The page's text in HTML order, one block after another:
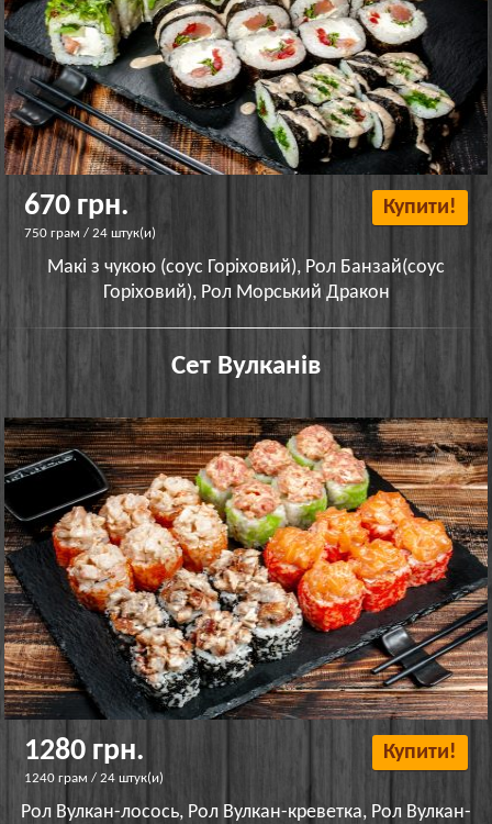
670 грн.
750 грам / 24 штук(и)
Купити!
Макі з чукою (соус Горіховий), Рол Банзай(соус
Горіховий), Рол Морський Дракон
Сет Вулканів
1280 грн.
1240 грам / 24 штук(и)
Купити!
Рол Вулкан-лосось, Рол Вулкан-креветка, Рол Вулкан-